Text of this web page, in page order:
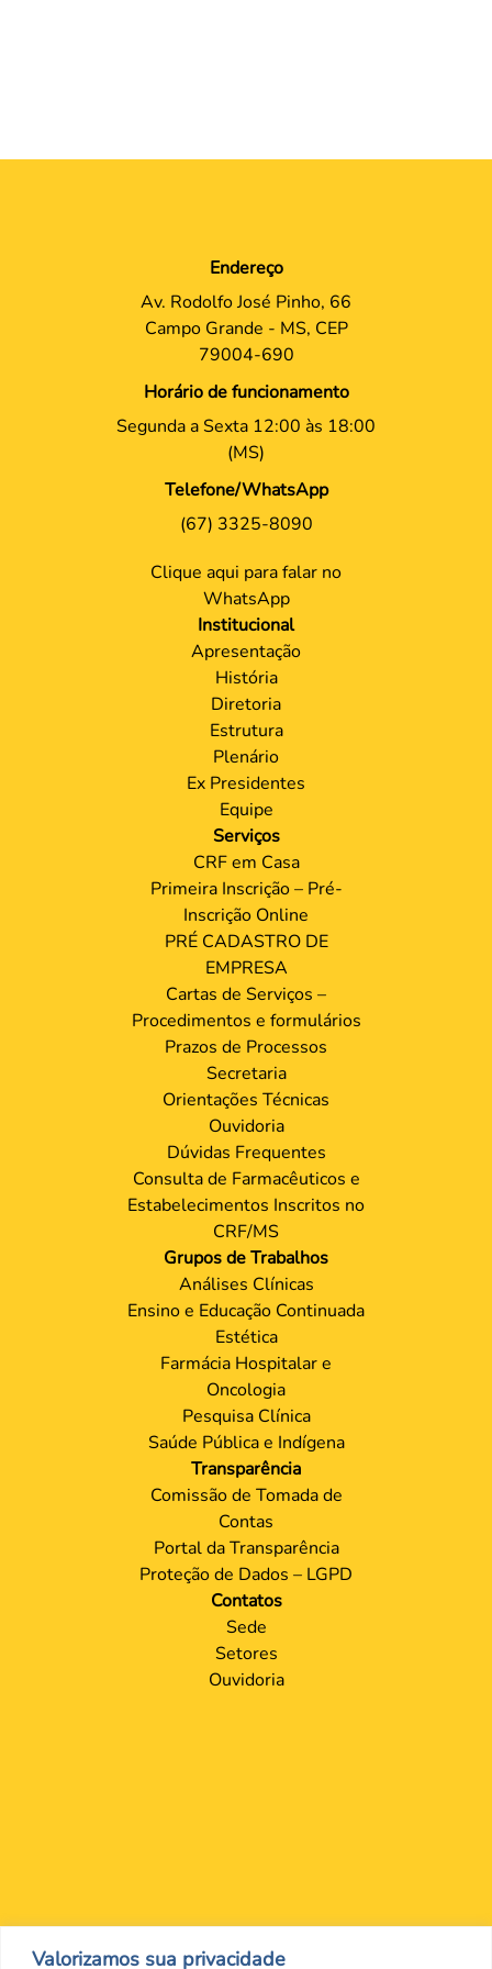
Valorizamos sua privacidade
Endereço
Av. Rodolfo José Pinho, 66
Campo Grande - MS, CEP
79004-690
Horário de funcionamento
Segunda a Sexta 12:00 às 18:00
(MS)
Telefone/WhatsApp
(67) 3325-8090
Clique aqui para falar no
WhatsApp
Institucional
Apresentação
História
Diretoria
Estrutura
Plenário
Ex Presidentes
Equipe
Serviços
CRF em Casa
Primeira Inscrição – Pré-
Inscrição Online
PRÉ CADASTRO DE
EMPRESA
Cartas de Serviços –
Procedimentos e formulários
Prazos de Processos
Secretaria
Orientações Técnicas
Ouvidoria
Dúvidas Frequentes
Consulta de Farmacêuticos e
Estabelecimentos Inscritos no
CRF/MS
Grupos de Trabalhos
Análises Clínicas
Ensino e Educação Continuada
Estética
Farmácia Hospitalar e
Oncologia
Pesquisa Clínica
Saúde Pública e Indígena
Transparência
Comissão de Tomada de
Contas
Portal da Transparência
Proteção de Dados – LGPD
Contatos
Sede
Setores
Ouvidoria